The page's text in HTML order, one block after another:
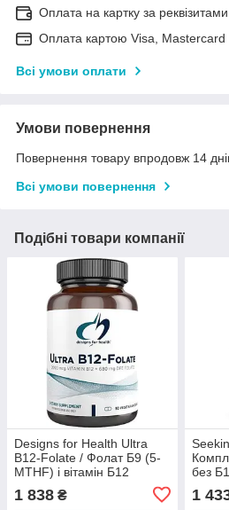
Оплата на картку за
Оплата картою Visa, Mastercard
Всі умови оплати
Умови повернення
Повернення товару впродовж 14
Всі умови повернення
Подібні товари компанії
Designs for Health Ultra
B12-Folate / Фолат Б9 (5-
MTHF) і вітамін Б12
аденозилкобаламін) 90
1 838 ₴
без
1